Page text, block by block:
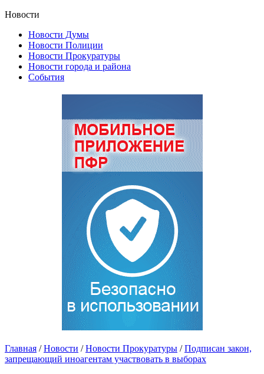
Новости
Новости Думы
Новости Полиции
Новости Прокуратуры
Новости города и района
События
Главная / Новости / Новости Прокуратуры / Подписан закон,
запрещающий иноагентам участвовать в выборах